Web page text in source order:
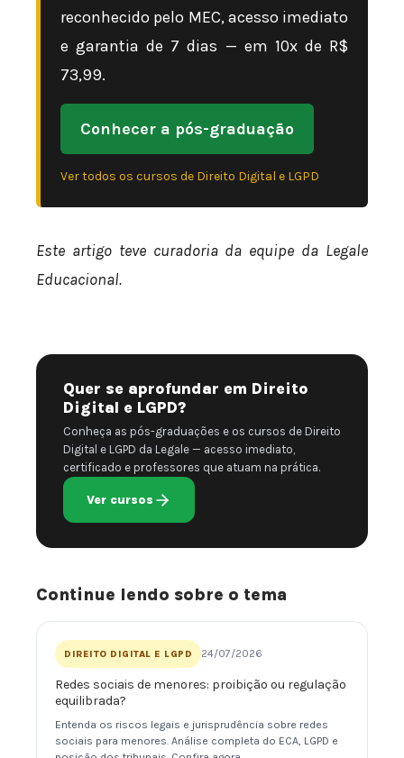
reconhecido pelo MEC, acesso imediato
e garantia de 7 dias — em 10x de R$
73,99.
Conhecer a pós-graduação
Ver todos os cursos de Direito Digital e LGPD
Este artigo teve curadoria da equipe da Legale
Educacional.
Quer se aprofundar em Direito
Digital e LGPD?
Conheça as pós-graduações e os cursos de Direito
Digital e LGPD da Legale — acesso imediato,
certificado e professores que atuam na prática.
Ver cursos
Continue lendo sobre o tema
DIREITO DIGITAL E LGPD 24/07/2026
Redes sociais de menores: proibição ou regulação
equilibrada?
Entenda os riscos legais e jurisprudência sobre redes
sociais para menores. Análise completa do ECA, LGPD e